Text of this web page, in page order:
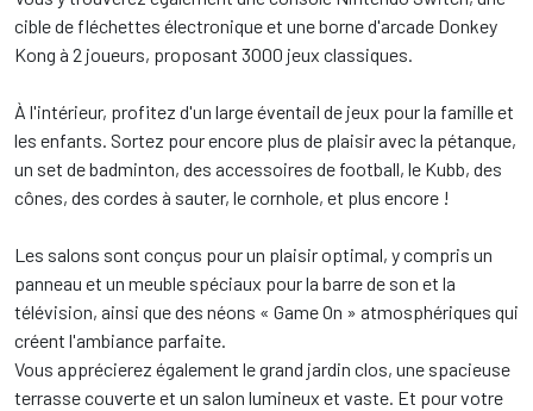
cible de fléchettes électronique et une borne d'arcade Donkey
Kong à 2 joueurs, proposant 3000 jeux classiques.
À l'intérieur, profitez d'un large éventail de jeux pour la famille et
les enfants. Sortez pour encore plus de plaisir avec la pétanque,
un set de badminton, des accessoires de football, le Kubb, des
cônes, des cordes à sauter, le cornhole, et plus encore !
Les salons sont conçus pour un plaisir optimal, y compris un
panneau et un meuble spéciaux pour la barre de son et la
télévision, ainsi que des néons « Game On » atmosphériques qui
créent l'ambiance parfaite.
Vous apprécierez également le grand jardin clos, une spacieuse
terrasse couverte et un salon lumineux et vaste. Et pour votre